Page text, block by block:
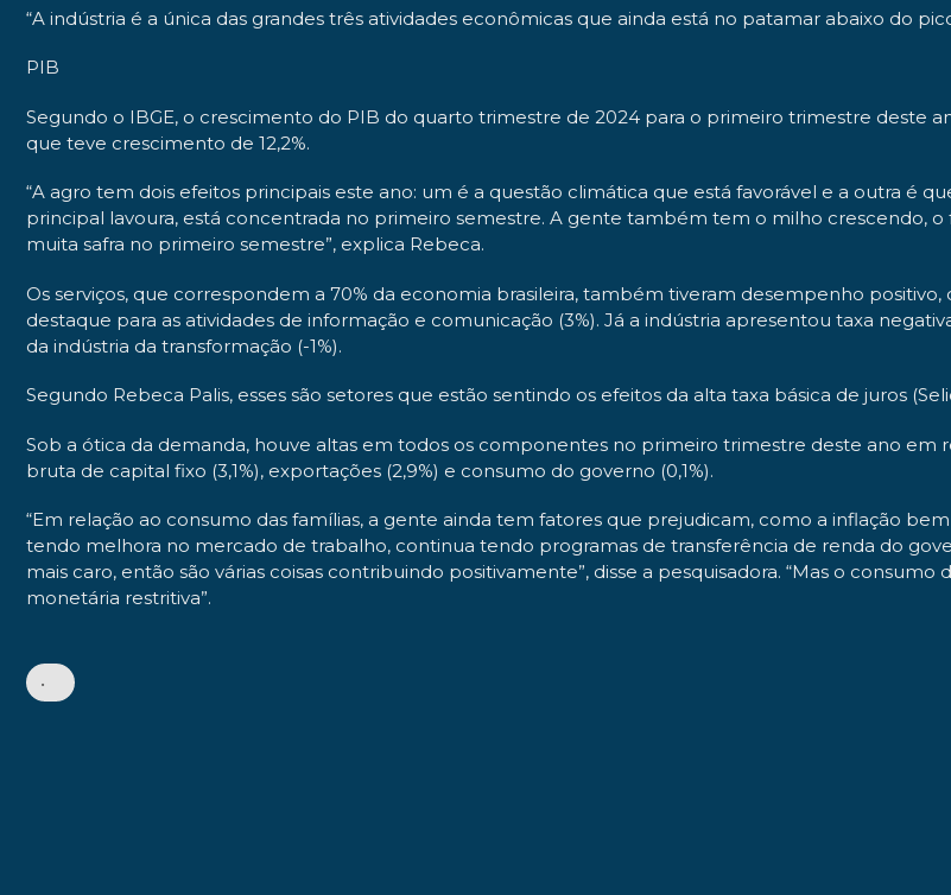
“A indústria é a única das grandes três atividades econômicas que ainda está no patamar abaixo do
PIB
Segundo o IBGE, o crescimento do PIB do quarto trimestre de 2024 para o primeiro trimestre deste
que teve crescimento de 12,2%.
“A agro tem dois efeitos principais este ano: um é a questão climática que está favorável e a outra é
principal lavoura, está concentrada no primeiro semestre. A gente também tem o milho crescendo,
muita safra no primeiro semestre”, explica Rebeca.
Os serviços, que correspondem a 70% da economia brasileira, também tiveram desempenho
destaque para as atividades de informação e comunicação (3%). Já a indústria apresentou taxa
da indústria da transformação (-1%).
Segundo Rebeca Palis, esses são setores que estão sentindo os efeitos da alta taxa básica de juros
Sob a ótica da demanda, houve altas em todos os componentes no primeiro trimestre deste ano em
bruta de capital fixo (3,1%), exportações (2,9%) e consumo do governo (0,1%).
“Em relação ao consumo das famílias, a gente ainda tem fatores que prejudicam, como a inflação
tendo melhora no mercado de trabalho, continua tendo programas de transferência de renda do
mais caro, então são várias coisas contribuindo positivamente”, disse a pesquisadora. “Mas o
monetária restritiva”.
•